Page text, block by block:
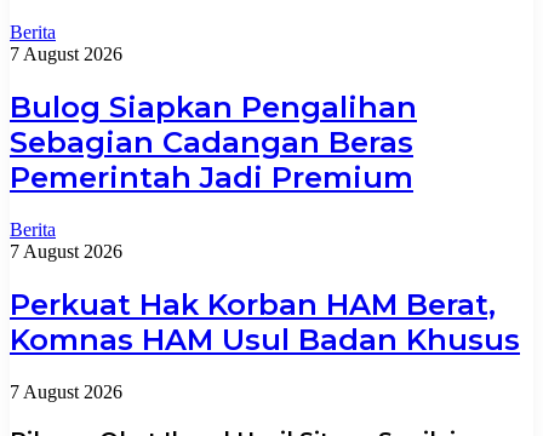
Berita
7 August 2026
Bulog Siapkan Pengalihan
Sebagian Cadangan Beras
Pemerintah Jadi Premium
Berita
7 August 2026
Perkuat Hak Korban HAM Berat,
Komnas HAM Usul Badan Khusus
7 August 2026